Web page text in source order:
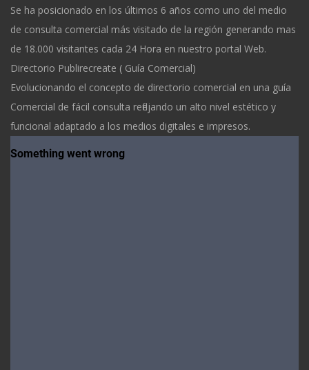
Se ha posicionado en los últimos 6 años como uno del medio
de consulta comercial más visitado de la región generando mas
de 18.000 visitantes cada 24 Hora en nuestro portal Web.
Directorio Publirecreate ( Guía Comercial)
Evolucionando el concepto de directorio comercial en una guía
Comercial de fácil consulta reflejando un alto nivel estético y
funcional adaptado a los medios digitales e impresos.